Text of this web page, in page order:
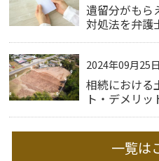
遺留分がもら
対処法を弁護
2024年09月25日
相続における
ト・デメリ
一覧は